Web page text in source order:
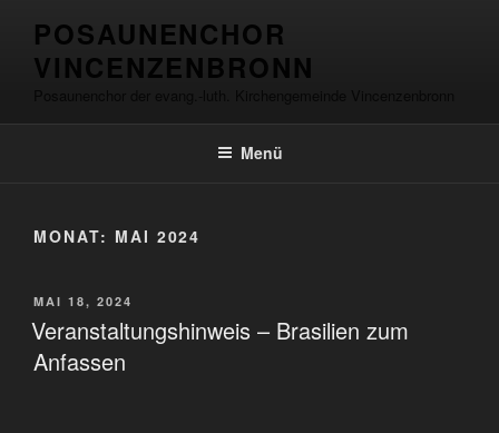
springen
springen
POSAUNENCHOR
VINCENZENBRONN
Menü
MONAT: MAI 2024
VERÖFFENTLICHT
AM
MAI 18, 2024
Veranstaltungshinweis – Brasilien zum
Anfassen